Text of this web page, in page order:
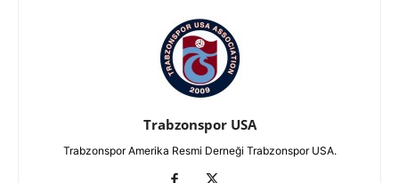
Trabzonspor USA
Trabzonspor Amerika Resmi Derneği Trabzonspor USA.